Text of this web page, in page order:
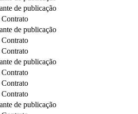
de publicação
de publicação
de publicação
de publicação